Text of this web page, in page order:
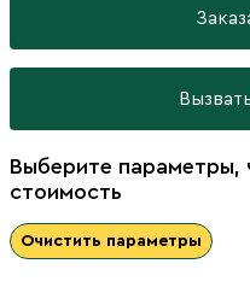
Выберите параметры,
стоимость
Очистить параметры